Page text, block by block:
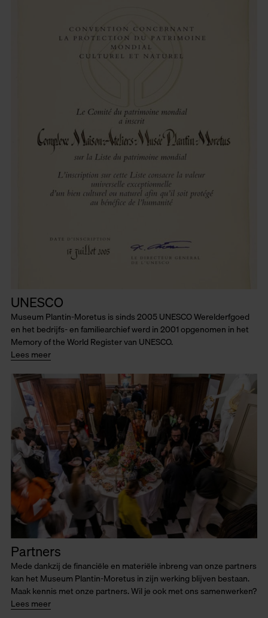
UNESCO
Museum Plantin-Moretus is sinds 2005 UNESCO Werelderfgoed
en het bedrijfs- en familiearchief werd in 2001 opgenomen in het
Memory of the World Register van UNESCO.
Lees meer
Partners
Mede dankzij de financiële en materiële inbreng van onze partners
kan het Museum Plantin-Moretus in zijn werking blijven bestaan.
Maak kennis met onze partners. Wil je ook met ons samenwerken?
Lees meer